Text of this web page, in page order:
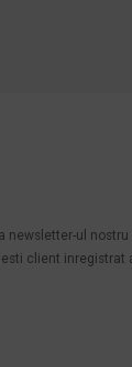
ul
client